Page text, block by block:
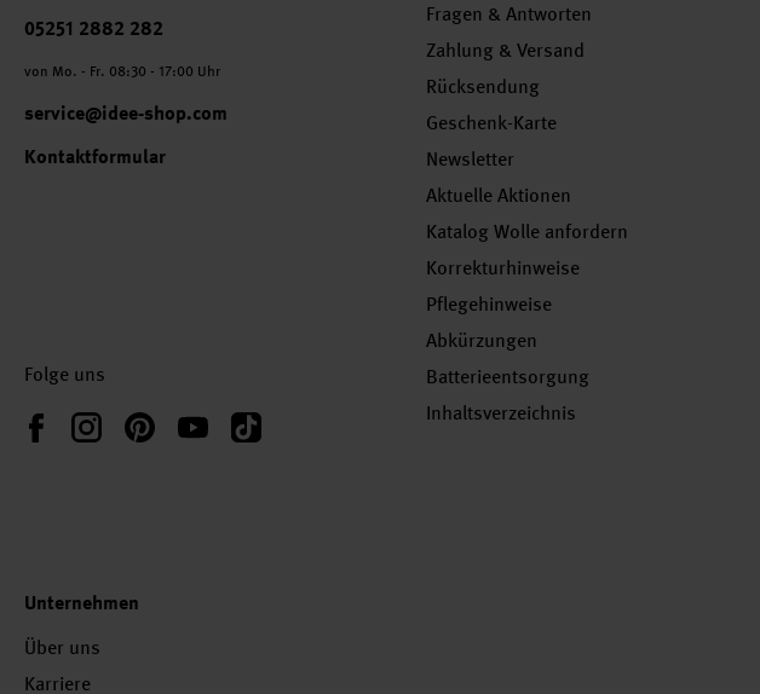
Telefonnummer
05251 2882 282
von Mo. - Fr. 08:30 - 17:00 Uhr
service@idee-shop.com
Kontaktformular
Folge uns
FacebookInstagramPinterestYouTubeTikTok
Fragen & Antworten
Zahlung & Versand
Rücksendung
Geschenk-Karte
Newsletter
Aktuelle Aktionen
Katalog Wolle anfordern
Korrekturhinweise
Pflegehinweise
Abkürzungen
Batterieentsorgung
Inhaltsverzeichnis
Unternehmen
Über uns
Karriere